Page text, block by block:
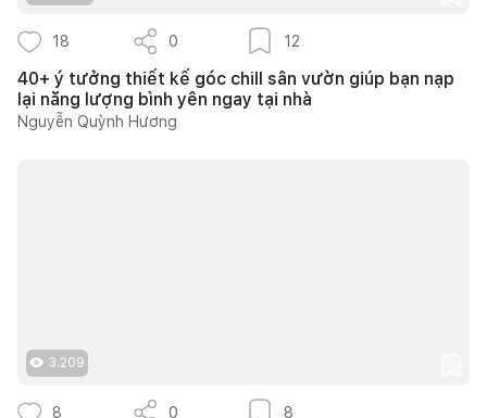
18 0 12
40+ ý tưởng thiết kế góc chill sân vườn giúp bạn nạp
lại năng lượng bình yên ngay tại nhà
Nguyễn Quỳnh Hương
3.209
8 0 8
Mua sắm hoàn thiện nhà